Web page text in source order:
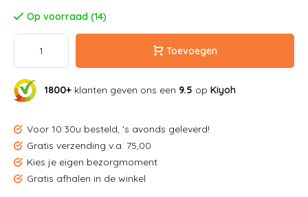
Op voorraad (14)
Toevoegen
1800+ klanten geven ons een 9.5 op Kiyoh
Voor 10:30u besteld, 's avonds geleverd!
Gratis verzending v.a. 75,00
Kies je eigen bezorgmoment
Gratis afhalen in de winkel